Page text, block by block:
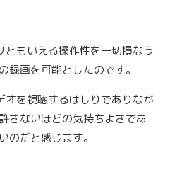
ともいえる操作性を一切損なう
録画を可能としたのです。
を視聴するはしりでありなが
さないほどの気持ちよさであ
のだと感じます。